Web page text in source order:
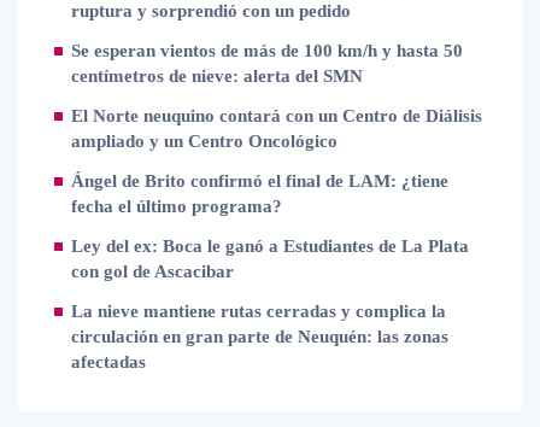
ruptura y sorprendió con un pedido
Se esperan vientos de más de 100 km/h y hasta 50
centímetros de nieve: alerta del SMN
El Norte neuquino contará con un Centro de Diálisis
ampliado y un Centro Oncológico
Ángel de Brito confirmó el final de LAM: ¿tiene
fecha el último programa?
Ley del ex: Boca le ganó a Estudiantes de La Plata
con gol de Ascacibar
La nieve mantiene rutas cerradas y complica la
circulación en gran parte de Neuquén: las zonas
afectadas